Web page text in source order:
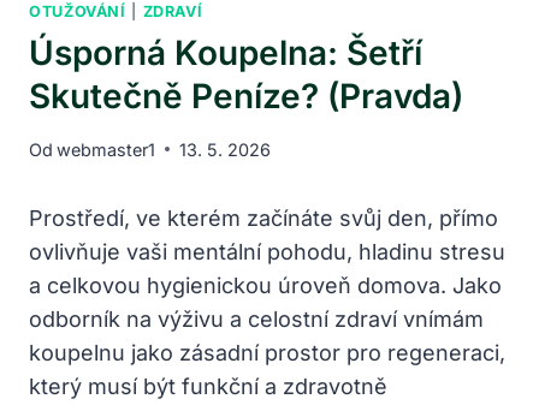
OTUŽOVÁNÍ ZDRAVÍ
Úsporná Koupelna: Šetří
Skutečně Peníze? (Pravda)
Od webmaster1 13. 5. 2026
Prostředí, ve kterém začínáte svůj den, přímo
ovlivňuje vaši mentální pohodu, hladinu stresu
a celkovou hygienickou úroveň domova. Jako
odborník na výživu a celostní zdraví vnímám
koupelnu jako zásadní prostor pro regeneraci,
který musí být funkční a zdravotně